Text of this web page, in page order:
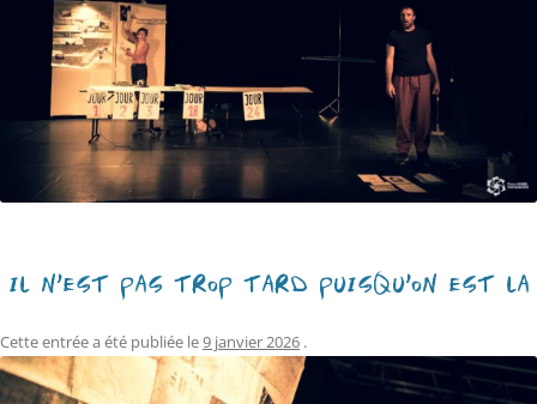
IL N’EST PAS TROP TARD PUISQU’ON EST LÀ
Cette entrée a été publiée le9 janvier 2026 .